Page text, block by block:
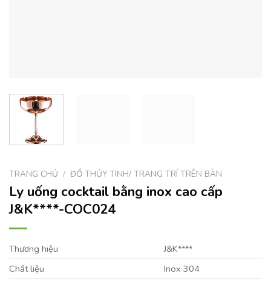
TRANG CHỦ / ĐỒ THỦY TINH/ TRANG TRÍ TRÊN BÀN
Ly uống cocktail bằng inox cao cấp
J&K****-COC024
Thương hiệu
J&K****
Chất liệu
Inox 304